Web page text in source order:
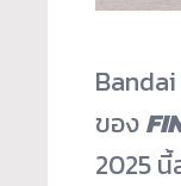
ของ
2025 นี้